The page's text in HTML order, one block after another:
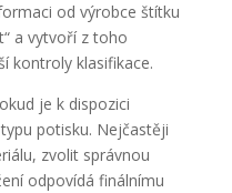
od výrobce štítku
a vytvoří z toho
kontroly klasifikace.
je k dispozici
potisku. Nejčastěji
zvolit správnou
odpovídá finálnímu